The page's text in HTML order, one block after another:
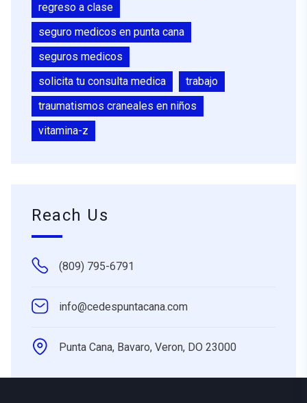
regreso a clase
seguro medicos en punta cana
seguros medicos
solicita tu consulta medica
trabajo
traumatismos craneales en niños
vitamina-z
Reach Us
(809) 795-6791
info@cedespuntacana.com
Punta Cana, Bavaro, Veron, DO 23000